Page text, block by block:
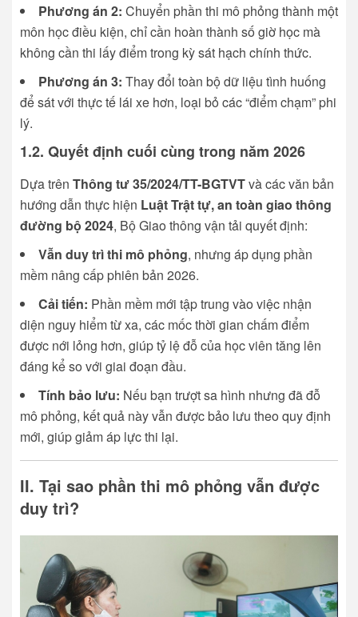
Phương án 2: Chuyển phần thi mô phỏng thành một
môn học điều kiện, chỉ cần hoàn thành số giờ học mà
không cần thi lấy điểm trong kỳ sát hạch chính thức.
Phương án 3: Thay đổi toàn bộ dữ liệu tình huống
để sát với thực tế lái xe hơn, loại bỏ các “điểm chạm” phi
lý.
1.2. Quyết định cuối cùng trong năm 2026
Dựa trên Thông tư 35/2024/TT-BGTVTvà các văn bản
hướng dẫn thực hiện Luật Trật tự, an toàn giao thông
đường bộ 2024, Bộ Giao thông vận tải quyết định:
Vẫn duy trì thi mô phỏng, nhưng áp dụng phần
mềm nâng cấp phiên bản 2026.
Cải tiến: Phần mềm mới tập trung vào việc nhận
diện nguy hiểm từ xa, các mốc thời gian chấm điểm
được nới lỏng hơn, giúp tỷ lệ đỗ của học viên tăng lên
đáng kể so với giai đoạn đầu.
Tính bảo lưu: Nếu bạn trượt sa hình nhưng đã đỗ
mô phỏng, kết quả này vẫn được bảo lưu theo quy định
mới, giúp giảm áp lực thi lại.
II. Tại sao phần thi mô phỏng vẫn được
duy trì?